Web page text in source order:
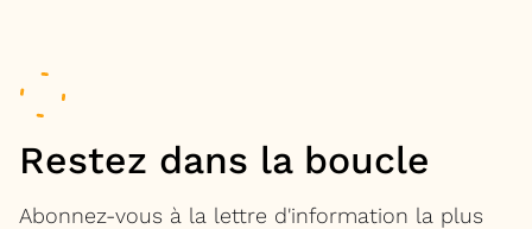
Restez dans la boucle
Abonnez-vous à la lettre d'information la plus